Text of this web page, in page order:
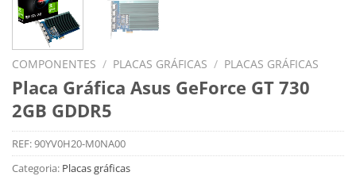
COMPONENTES / PLACAS GRÁFICAS / PLACAS GRÁFICAS
Placa Gráfica Asus GeForce GT 730
2GB GDDR5
REF:90YV0H20-M0NA00
Categoria: Placas gráficas